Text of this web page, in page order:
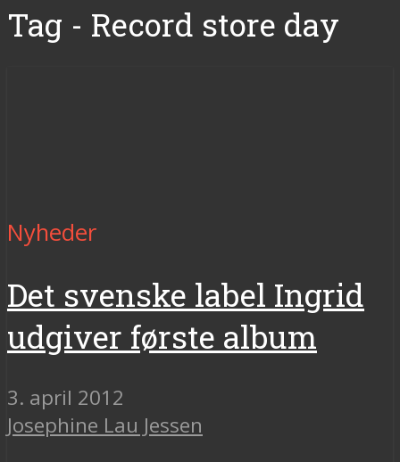
Tag - Record store day
Nyheder
Det svenske label Ingrid
udgiver første album
3. april 2012
Josephine Lau Jessen